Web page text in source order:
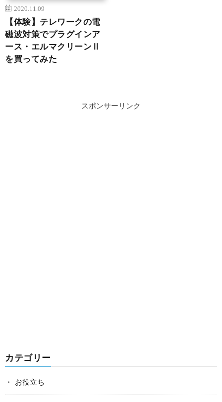
2020.11.09
【体験】テレワークの電
磁波対策でプラグインア
ース・エルマクリーンⅡ
を買ってみた
スポンサーリンク
カテゴリー
お役立ち